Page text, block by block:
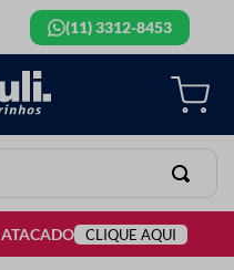
(11) 3312-8453
ATACADO CLIQUE AQUI